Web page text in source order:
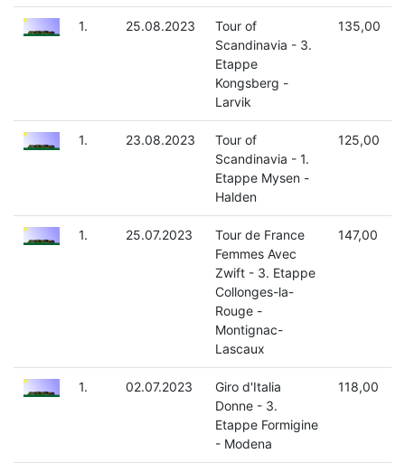
1. 25.08.2023
Tour of
Scandinavia - 3.
Etappe
Kongsberg -
Larvik
135,00
1. 23.08.2023
Tour of
Scandinavia - 1.
Etappe Mysen -
Halden
125,00
1. 25.07.2023
Tour de France
Femmes Avec
Zwift - 3. Etappe
Collonges-la-
Rouge -
Montignac-
Lascaux
147,00
1. 02.07.2023
Giro d'Italia
Donne - 3.
Etappe Formigine
- Modena
118,00